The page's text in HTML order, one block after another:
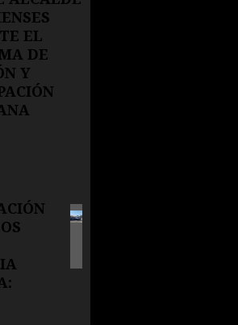
EL
DE
Y